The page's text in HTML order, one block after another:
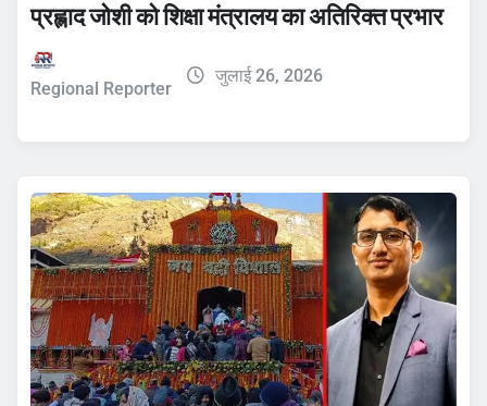
प्रह्लाद जोशी को शिक्षा मंत्रालय का अतिरिक्त प्रभार
Regional Reporter
जुलाई 26, 2026